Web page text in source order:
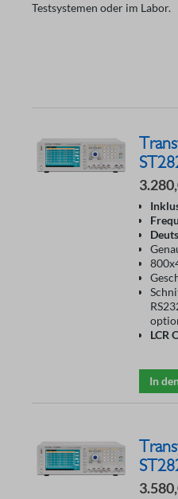
Testsystemen oder im Labor.
LCR
In